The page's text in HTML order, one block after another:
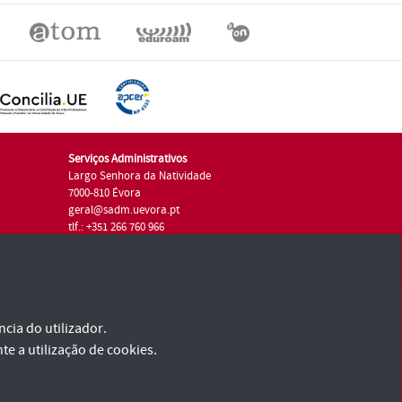
Serviços Administrativos
Largo Senhora da Natividade
7000-810 Évora
geral@sadm.uevora.pt
tlf.: +351 266 760 966
do utilizador.
a utilização de cookies.